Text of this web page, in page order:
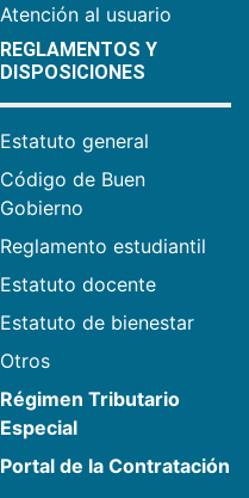
Atención al usuario
REGLAMENTOS Y
DISPOSICIONES
Estatuto general
Código de Buen
Gobierno
Reglamento estudiantil
Estatuto docente
Estatuto de bienestar
Otros
Régimen Tributario
Especial
Portal de la Contratación